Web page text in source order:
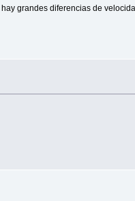
grandes diferencias de